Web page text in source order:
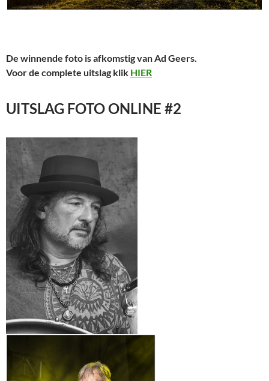
De winnende foto is afkomstig van Ad Geers.
Voor de complete uitslag klik HIER
UITSLAG FOTO ONLINE #2